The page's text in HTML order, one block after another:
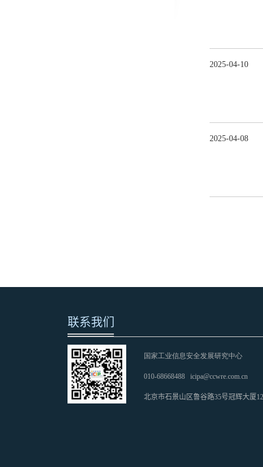
2025-04-10
2025-04-08
联系我们
国家工业信息安全发展研究中心
010-68668488 icipa@ccwre.com.cn
北京市石景山区鲁谷路35号冠辉大厦